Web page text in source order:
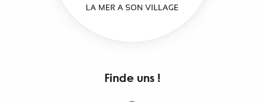
Finde uns !